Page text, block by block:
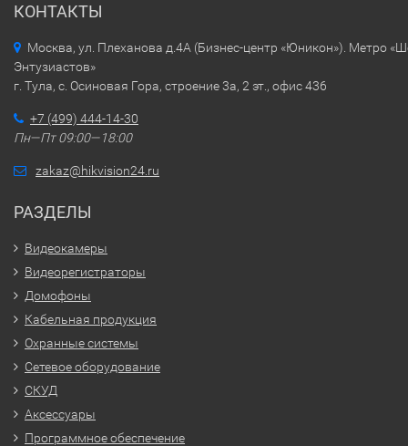
КОНТАКТЫ
Москва, ул. Плеханова д.4А (Бизнес-центр «Юникон»). Метро
Энтузиастов»
г. Тула, с. Осиновая Гора, строение 3а, 2 эт., офис 436
+7 (499) 444-14-30
Пн—Пт 09:00—18:00
zakaz@hikvision24.ru
РАЗДЕЛЫ
Видеокамеры
Видеорегистраторы
Домофоны
Кабельная продукция
Охранные системы
Сетевое оборудование
СКУД
Аксессуары
Программное обеспечение